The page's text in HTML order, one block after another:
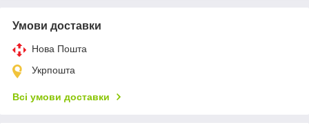
Умови доставки
Нова Пошта
Укрпошта
Всі умови доставки